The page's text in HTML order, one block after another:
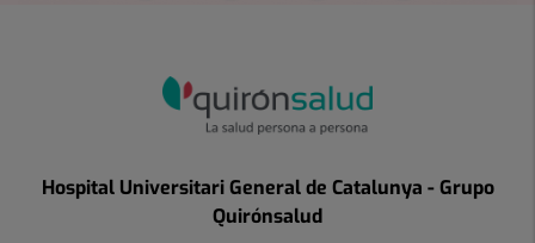
Hospital Universitari General de Catalunya - Grupo
Quirónsalud